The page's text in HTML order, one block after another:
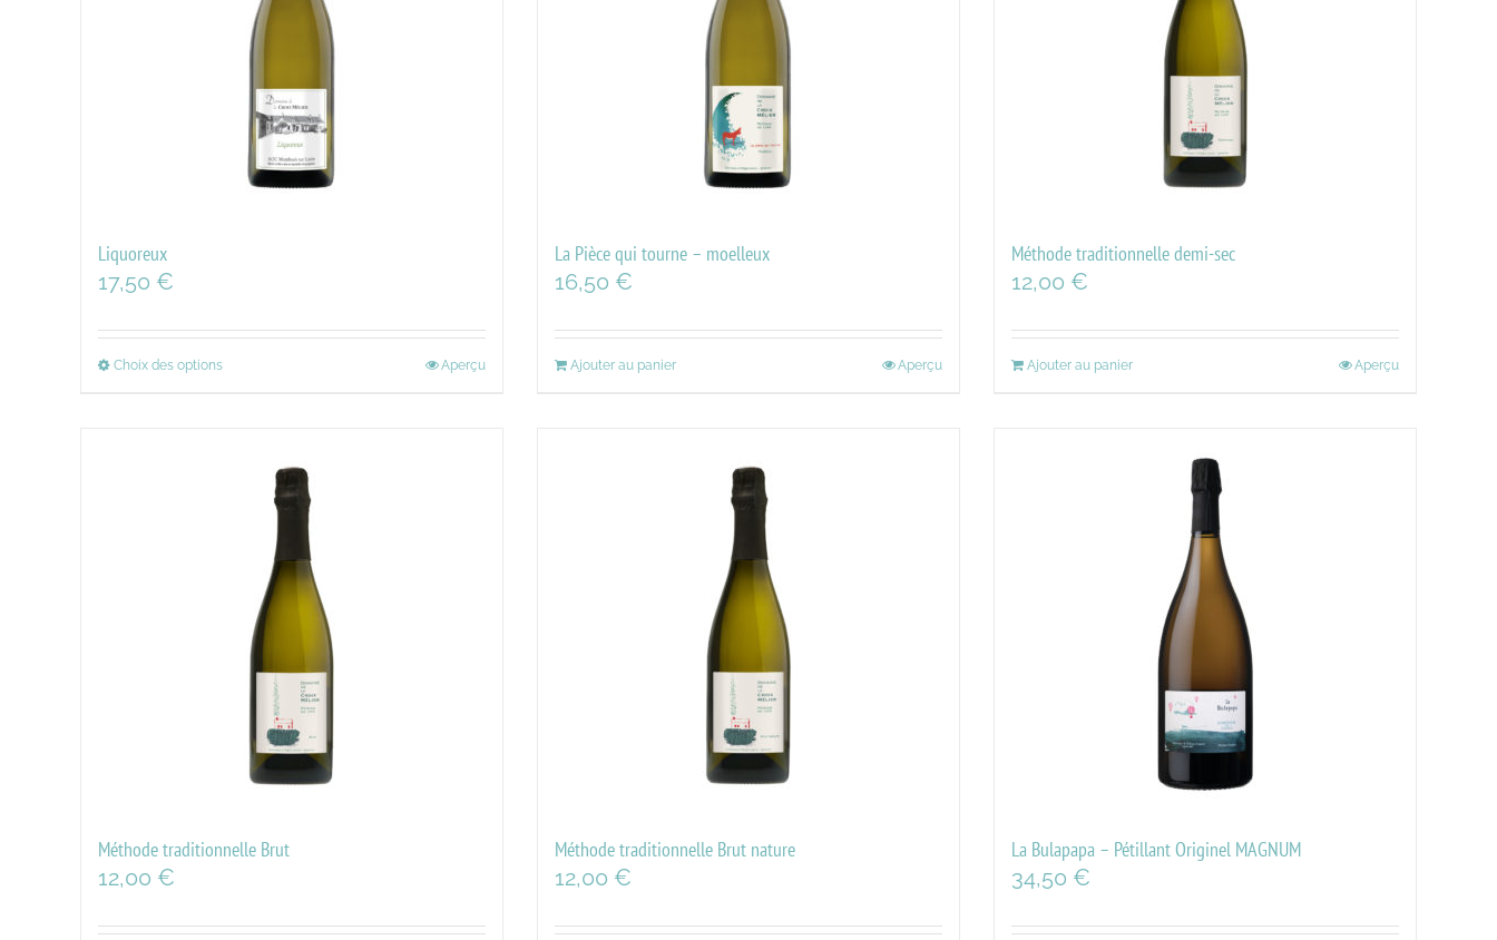
Liquoreux
17,50 €
Choix des options Aperçu
La Pièce qui tourne – moelleux
16,50 €
Ajouter au panier Aperçu
Méthode traditionnelle demi-sec
12,00 €
Ajouter au panier Aperçu
Méthode traditionnelle Brut
12,00 €
Méthode traditionnelle Brut nature
12,00 €
La Bulapapa – Pétillant Originel MAGNUM
34,50 €